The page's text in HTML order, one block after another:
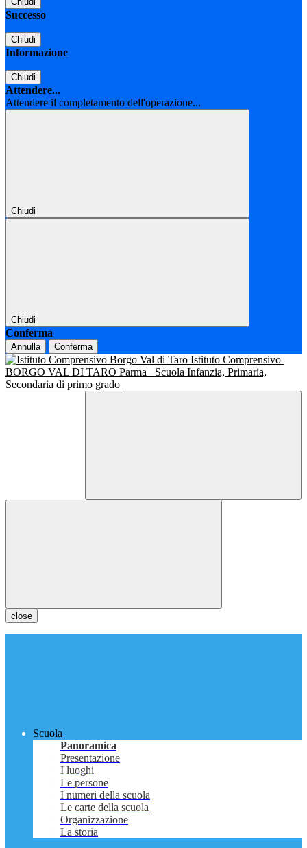
Successo
Chiudi
Informazione
Chiudi
Attendere...
Attendere il completamento dell'operazione...
Chiudi
Chiudi
Conferma
Annulla Conferma
Istituto Comprensivo
BORGO VAL DI TARO Parma
Scuola Infanzia, Primaria,
Secondaria di primo grado
close
Scuola
Panoramica
Presentazione
I luoghi
Le persone
I numeri della scuola
Le carte della scuola
Organizzazione
La storia